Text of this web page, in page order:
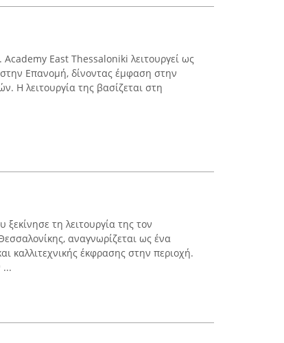
East Thessaloniki λειτουργεί ως
Επανομή, δίνοντας έμφαση στην
Η λειτουργία της βασίζεται στη
τη λειτουργία της τον
αναγνωρίζεται ως ένα
καλλιτεχνικής έκφρασης στην περιοχή.
...